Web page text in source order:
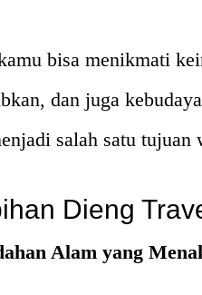
bisa menikmati
dan juga
salah satu tujuan
Dieng
Alam yang